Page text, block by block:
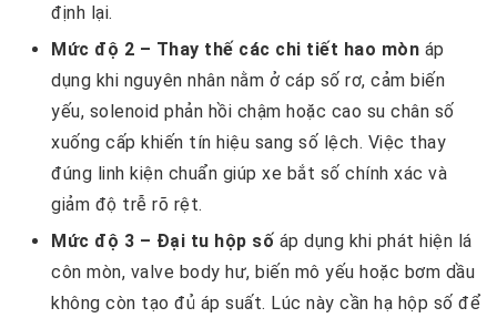
định lại.
Mức độ 2 – Thay thế các chi tiết hao mòn áp
dụng khi nguyên nhân nằm ở cáp số rơ, cảm biến
yếu, solenoid phản hồi chậm hoặc cao su chân số
xuống cấp khiến tín hiệu sang số lệch. Việc thay
đúng linh kiện chuẩn giúp xe bắt số chính xác và
giảm độ trễ rõ rệt.
Mức độ 3 – Đại tu hộp số áp dụng khi phát hiện lá
côn mòn, valve body hư, biến mô yếu hoặc bơm dầu
không còn tạo đủ áp suất. Lúc này cần hạ hộp số để